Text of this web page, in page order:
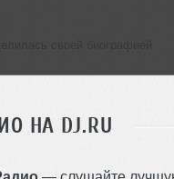
НА DJ.RU
— слушайте